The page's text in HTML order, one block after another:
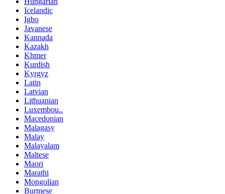
Icelandic
Igbo
Javanese
Kannada
Kazakh
Khmer
Kurdish
Kyrgyz
Latin
Latvian
Lithuanian
Luxembou..
Macedonian
Malagasy
Malay
Malayalam
Maltese
Maori
Marathi
Mongolian
Burmese